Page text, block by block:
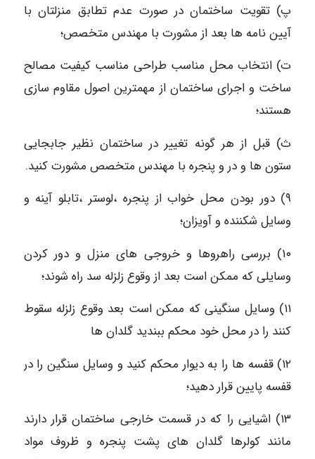
پ) تقویت ساختمان در صورت عدم تطابق منزلتان با
آیین نامه ها بعد از مشورت با مهندس متخصص؛
ت) انتخاب محل مناسب طراحی مناسب کیفیت مصالح
ساخت و اجرای ساختمان از مهمترین اصول مقاوم سازی
هستند؛
ث) قبل از هر گونه تغییر در ساختمان نظیر جابجایی
ستون ها و در و پنجره با مهندس متخصص مشورت کنید.
۹) دور بودن محل خواب از پنجره ،لوستر ،تابلو آینه و
وسایل شکننده و آویزان؛
۱۰) بررسی راهروها و خروجی های منزل و دور کردن
وسایلی که ممکن است بعد از وقوع زلزله سد راه شوند؛
۱۱) وسایل سنگینی که ممکن است بعد وقوع زلزله سقوط
کنند را در محل خود محکم ببندید گلدان ها
۱۲) قفسه ها را به دیوار محکم کنید و وسایل سنگین را در
قفسه پایین قرار دهید؛
۱۳) اشیایی را که در قسمت خارجی ساختمان قرار دارند
مانند کولرها گلدان های پشت پنجره و ظروف مواد